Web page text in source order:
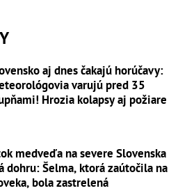
aj dnes čakajú horúčavy:
varujú pred 35
Hrozia kolapsy aj požiare
medveďa na severe Slovenska
dohru: Šelma, ktorá zaútočila na
bola zastrelená